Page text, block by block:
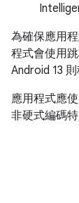
為確保應用
程式會使用
Android 13
應用程式應
非硬式編碼特